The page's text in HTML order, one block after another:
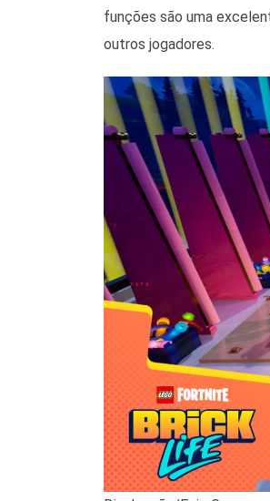
funções são uma
outros jogadores.